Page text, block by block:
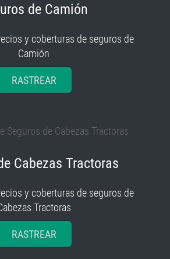
de Camión
y coberturas de seguros de
Camión
RASTREAR
Cabezas Tractoras
y coberturas de seguros de
Tractoras
RASTREAR